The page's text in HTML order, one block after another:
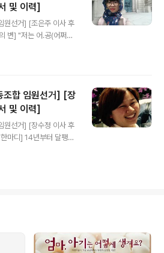
및 이력]
원선거] [조은주 이사 후
변] "저는 어.공(어쩌다
운영하면서 자연스럽게
청년아티스트라는 청년
례제정운동을 지원하는
다면 작고 크다면 클 수
무를 총괄하면서 '지역은
키워나감으로써 지역
태계를 만들어나가는
조합 임원선거] [장
및 이력]
원선거] [장수정 이사 후
마디] 14년부터 달팽이
난 3년, 달팽이집에서
가 든다고 해도 삶이, 일
라는 기대가 없었습니다.
로웠습니다. 14년부터 달
것이 정말 필요한 안전망